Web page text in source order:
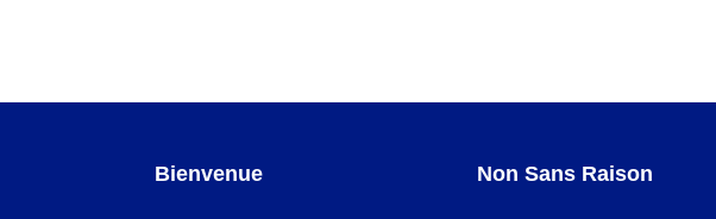
Bienvenue Non Sans Raison